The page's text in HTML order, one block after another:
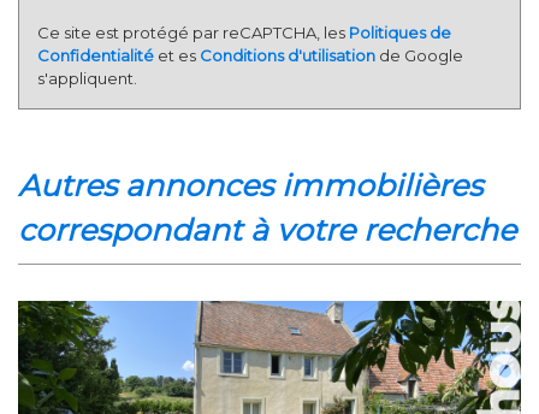
Ce site est protégé par reCAPTCHA, les Politiques de
Confidentialité et es Conditions d'utilisation de Google
s'appliquent.
autres annonces immobilières
correspondant à votre recherche